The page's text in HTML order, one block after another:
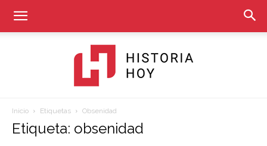
Inicio Etiquetas Obsenidad
Etiqueta: obsenidad